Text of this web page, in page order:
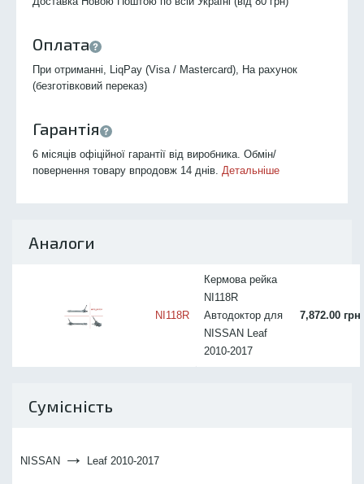
Оплата
При отриманні, LiqPay (Visa / Mastercard), На рахунок
(безготівковий переказ)
Гарантія
6 місяців офіційної гарантії від виробника. Обмін/
повернення товару впродовж 14 днів. Детальніше
Аналоги
NI118R
Кермова рейка
NI118R
Автодоктор для
NISSAN Leaf
2010-2017
7,872.00 грн
Сумісність
NISSAN → Leaf 2010-2017